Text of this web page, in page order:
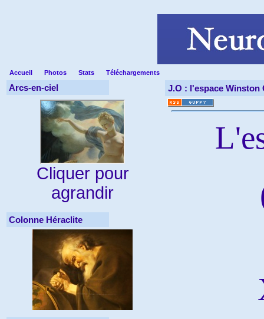
Accueil Photos Stats Téléchargements
Arcs-en-ciel
Cliquer pour
agrandir
Colonne Héraclite
J.O : l'espace